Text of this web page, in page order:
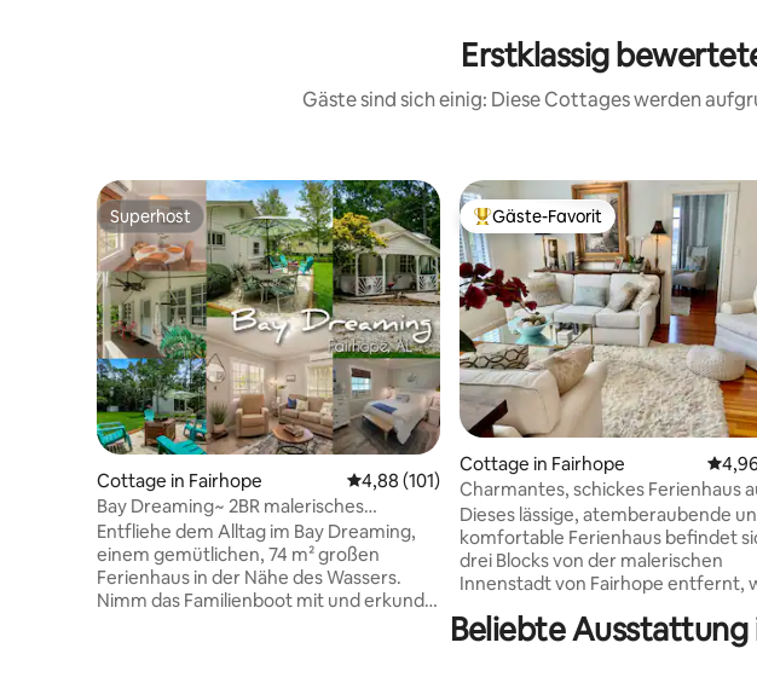
Erstklassig
Gäste sind sich einig: Diese Cottages werden
Superhost
Superhost
Cottage in Fairhope Durchschnittliche Bewertung: 4,88 von 5, 101
4,88 (101)
Bay Dreaming~ 2BR malerisches
Ferienhaus
Entfliehe dem Alltag im Bay Dreaming,
einem gemütlichen, 74 m² großen
Ferienhaus in der Nähe des Wassers.
Nimm das Familienboot mit und erkunde
Beliebter Gäste-Favorit.
Gäste-Favorit
Cottage in Fairhope
Charmantes, schickes Ferienhaus
den 1920er Jahren, 1/4 Meile von
Stadt entfernt
Dieses lässige, atemberaubende
komfortable Ferienhaus befindet
drei Blocks von der malerischen
Innenstadt von Fairhope entfernt,
gehobene Restaurants,
Parks und unseren schönen Pier
Beliebte